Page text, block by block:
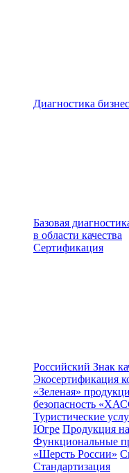
Диагностика
Базовая
в области качества
Сертификация
Российский Знак
Экосертификация
«Зеленая»
безопасность
Туристические
Югре Продукция
Функциональные
«Шерсть России»
Стандартизация